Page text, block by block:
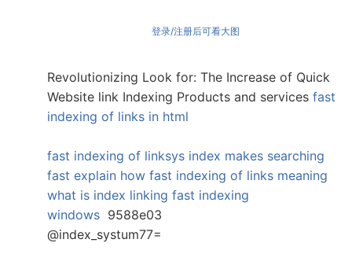
登录/注册后可看大图
Revolutionizing Look for: The Increase of Quick
Website link Indexing Products and services fast
indexing of links in html
fast indexing of linksys index makes searching
fast explain how fast indexing of links meaning
what is index linking fast indexing
windows 9588e03
@index_systum77=